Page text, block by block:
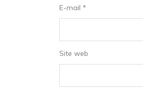
E-mail *
Site web